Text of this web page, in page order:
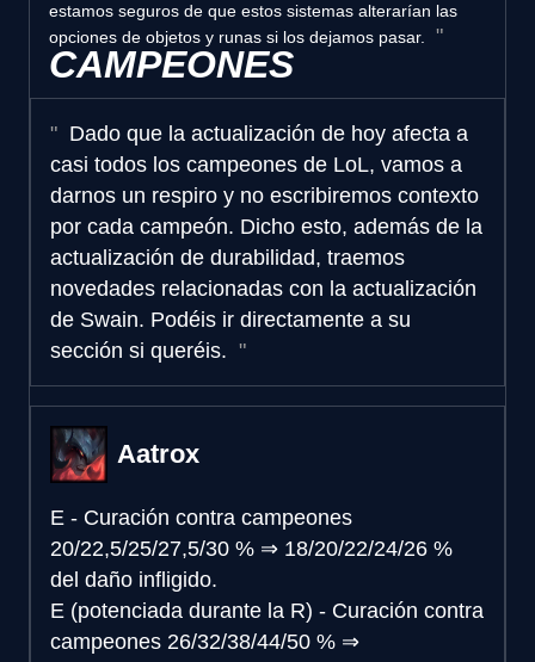
estamos seguros de que estos sistemas alterarían las
opciones de objetos y runas si los dejamos pasar.
CAMPEONES
Dado que la actualización de hoy afecta a
casi todos los campeones de LoL, vamos a
darnos un respiro y no escribiremos contexto
por cada campeón. Dicho esto, además de la
actualización de durabilidad, traemos
novedades relacionadas con la actualización
de Swain. Podéis ir directamente a su
sección si queréis.
Aatrox
E - Curación contra campeones
20/22,5/25/27,5/30 % ⇒ 18/20/22/24/26 %
del daño infligido.
E (potenciada durante la R) - Curación contra
campeones 26/32/38/44/50 % ⇒